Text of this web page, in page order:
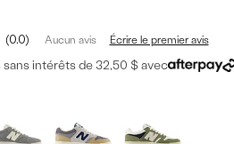
0.0 Aucun avis Écrire le premier avis
sans intérêts de 32,50 $ avec